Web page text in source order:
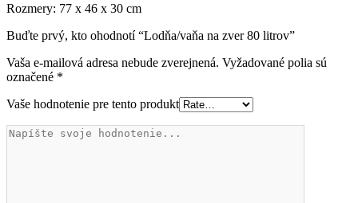
Rozmery: 77 x 46 x 30 cm
Buďte prvý, kto ohodnotí “Lodňa/vaňa na zver 80 litrov”
Vaša e-mailová adresa nebude zverejnená. Vyžadované polia sú
označené *
Vaše hodnotenie pre tento produkt